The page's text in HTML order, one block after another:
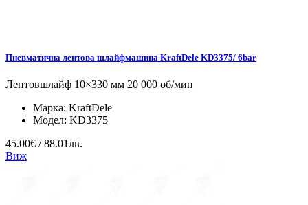
Пневматична лентова шлайфмашина KraftDele KD3375/ 6bar
Лентовшлайф 10×330 мм 20 000 об/мин
Марка: KraftDele
Модел: KD3375
45.00€ / 88.01лв.
Виж